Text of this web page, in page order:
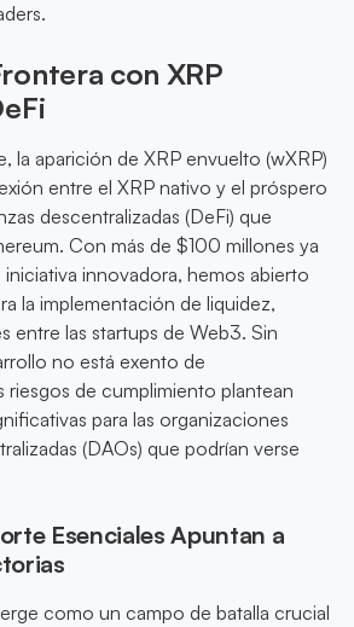
con XRP
la aparición de XRP envuelto (wXRP)
entre el XRP nativo y el próspero
descentralizadas (DeFi) que
Con más de $100 millones ya
iniciativa innovadora, hemos abierto
la implementación de liquidez,
entre las startups de Web3. Sin
no está exento de
de cumplimiento plantean
para las organizaciones
(DAOs) que podrían verse
Esenciales Apuntan a
como un campo de batalla crucial